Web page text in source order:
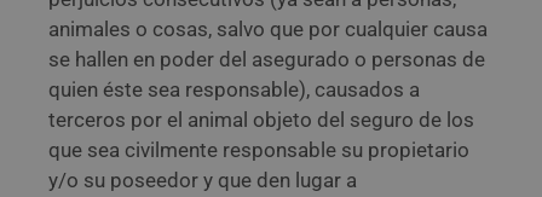
animales o cosas, salvo que por cualquier causa
se hallen en poder del asegurado o personas de
quien éste sea responsable), causados a
terceros por el animal objeto del seguro de los
que sea civilmente responsable su propietario
y/o su poseedor y que den lugar a